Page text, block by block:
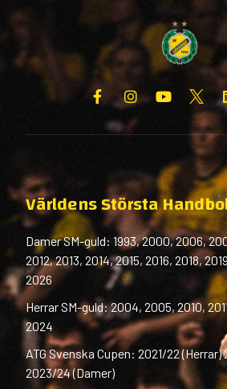
Världens Största
Damer SM-guld: 1993, 2000, 2006,
2012, 2013, 2014, 2015, 2016, 2018,
2026
Herrar SM-guld: 2004, 2005, 2010,
2024
ATG Svenska Cupen: 2021/22
2023/24 (Damer)